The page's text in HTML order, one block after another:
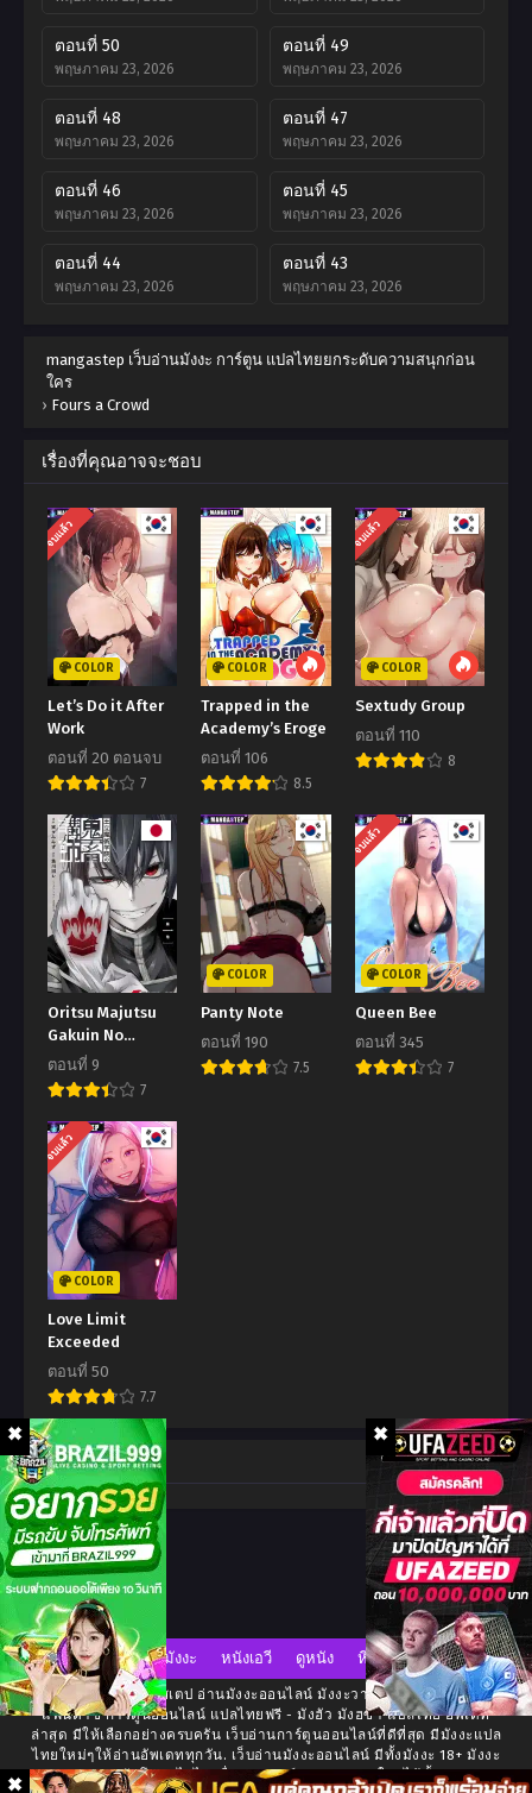
ตอนที่ 50
พฤษภาคม 23, 2026
ตอนที่ 49
พฤษภาคม 23, 2026
ตอนที่ 48
พฤษภาคม 23, 2026
ตอนที่ 47
พฤษภาคม 23, 2026
ตอนที่ 46
พฤษภาคม 23, 2026
ตอนที่ 45
พฤษภาคม 23, 2026
ตอนที่ 44
พฤษภาคม 23, 2026
ตอนที่ 43
พฤษภาคม 23, 2026
พฤษภาคม 23, 2026 พฤษภาคม 23, 2026
ตอนที่ 40
ตอนที่ 38
พฤษภาคม 23, 2026
ตอนที่ 37
พฤษภาคม 23, 2026
ตอนที่ 36
พฤษภาคม 23, 2026
ตอนที่ 35
พฤษภาคม 23, 2026
ตอนที่ 34
พฤษภาคม 23, 2026
ตอนที่ 33
พฤษภาคม 23, 2026
ตอนที่ 32
พฤษภาคม 23, 2026
ตอนที่ 31
พฤษภาคม 23, 2026
ตอนที่ 30
พฤษภาคม 23, 2026 พฤษภาคม 23, 2026
ตอนที่ 28
พฤษภาคม 23, 2026
ตอนที่ 27
พฤษภาคม 23, 2026
ตอนที่ 26
พฤษภาคม 23, 2026
ตอนที่ 25
พฤษภาคม 23, 2026
ตอนที่ 24
พฤษภาคม 23, 2026
ตอนที่ 23
พฤษภาคม 23, 2026
ตอนที่ 22
พฤษภาคม 23, 2026
ตอนที่ 21
ตอนที่ 20
พฤษภาคม 23, 2026
ตอนที่ 18
พฤษภาคม 23, 2026
ตอนที่ 16
พฤษภาคม 23, 2026
ตอนที่ 14
พฤษภาคม 23, 2026
ตอนที่ 12
พฤษภาคม 23, 2026 พฤษภาคม 23, 2026
ตอนที่ 10
พฤษภาคม 23, 2026 พฤษภาคม 23, 2026
ตอนที่ 8
พฤษภาคม 23, 2026 พฤษภาคม 23, 2026
ตอนที่ 6
พฤษภาคม 23, 2026
ตอนที่ 5
พฤษภาคม 23, 2026
ตอนที่ 4
พฤษภาคม 23, 2026
ตอนที่ 3
พฤษภาคม 23, 2026
ตอนที่ 2 ตอนที่ 1
mangastep เว็บอ่านมังงะ การ์ตูน แปลไทยยกระดับความสนุกก่อน
ใคร
› Fours a Crowd
เรื่องที่คุณอาจจะชอบ
จบแล้ว
COLOR
Let’s Do it After
Work
ตอนที่ 20 ตอนจบ
7
COLOR
Trapped in the
Academy’s Eroge
ตอนที่ 106
8.5
จบแล้ว
COLOR
Sextudy Group
ตอนที่ 110
8
Oritsu Majutsu
Gakuin No
Kichiku Koshi
ตอนที่ 9
7
COLOR
Panty Note
ตอนที่ 190
7.5
จบแล้ว
COLOR
Queen Bee
ตอนที่ 345
7
จบแล้ว
COLOR
Love Limit
Exceeded
ตอนที่ 50
7.7
Comment
มังงะ หนังเอวี ดูหนัง หี
เว็บอ่านมังงะ มังงะสเตป อ่านมังงะออนไลน์ มังงะวาย โรแมนซ์ ต่างโลก
แฟนตาซี การ์ตูนออนไลน์ แปลไทยฟรี - มังฮัว มังฮซา แปลไทย อัพเดท
ล่าสุด มีให้เลือกอย่างครบครัน เว็บอ่านการ์ตูนออนไลน์ที่ดีที่สุด มีมังงะแปล
ไทยใหม่ๆให้อ่านอัพเดททุกวัน. เว็บอ่านมังงะออนไลน์ มีทั้งมังงะ 18+ มังงะ
วาย ภาพคมชัดโหลดไวไหลลื่น อ่านการ์ตูนง่ายๆก่อนใครได้ทั้งบน Ipad